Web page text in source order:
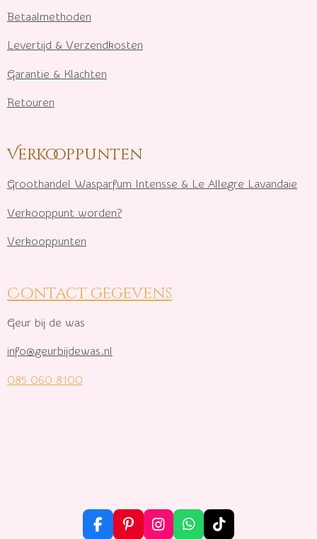
Betaalmethoden
Levertijd & Verzendkosten
Garantie & Klachten
Retouren
Verkooppunten
Groothandel Wasparfum Intensse & Le Allegre Lavandaie
Verkooppunt worden?
Verkooppunten
Contact gegevens
Geur bij de was
info@geurbijdewas.nl
085 060 8100
F
P
I
W
T